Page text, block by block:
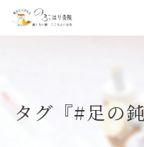
タグ『#足の